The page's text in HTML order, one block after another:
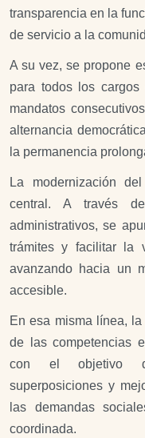
transparencia en la
de servicio a la
A su vez, se propone
para todos los
mandatos
alternancia
la permanencia
La modernización
central. A través
administrativos, se
trámites y facilitar la
avanzando hacia un
accesible.
En esa misma línea,
de las competencias
con el objetivo
superposiciones y
las demandas
coordinada.